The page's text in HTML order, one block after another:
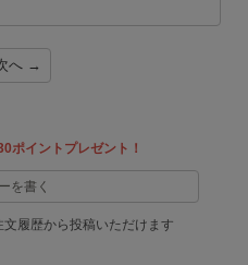
へ →
ポイントプレゼント！
を書く
履歴から投稿いただけます